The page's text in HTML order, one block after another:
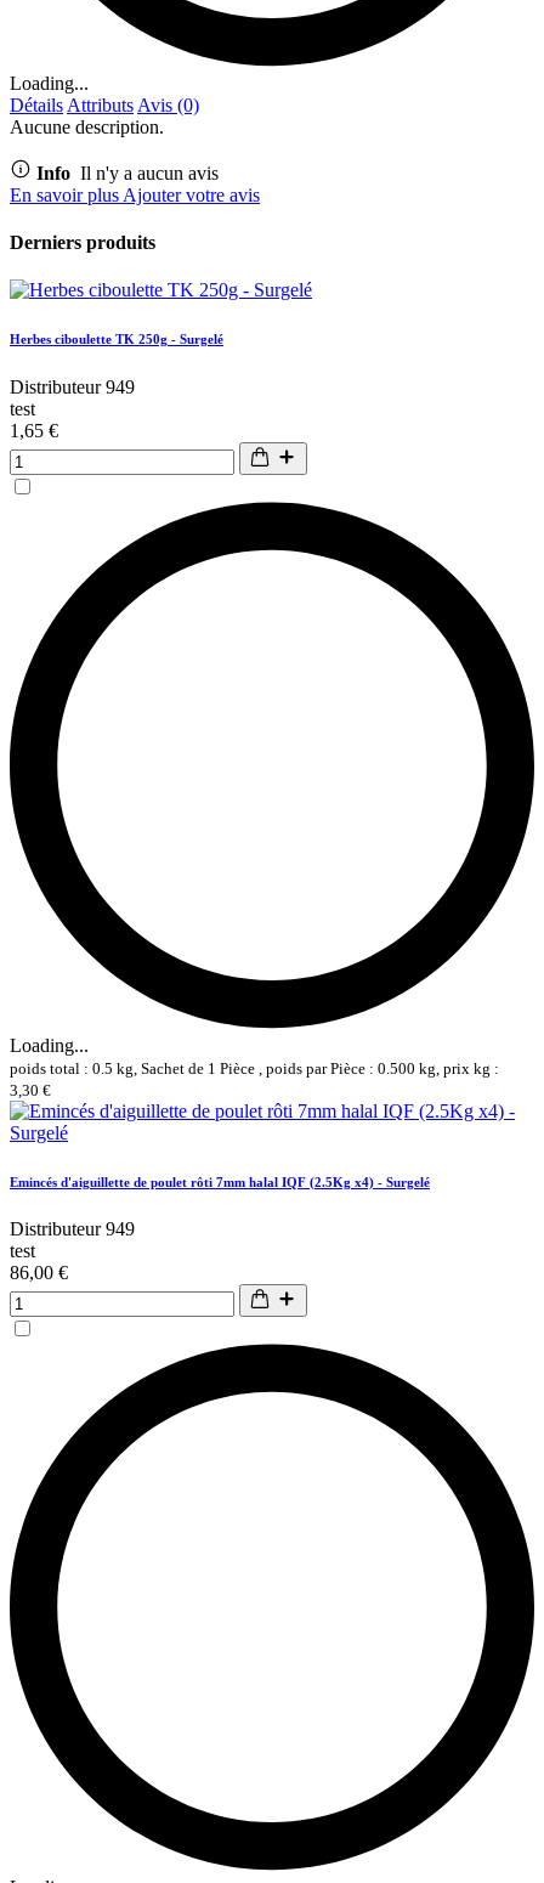
Loading...
Détails Attributs Avis (0)
Aucune description.
Info Il n'y a aucun avis
En savoir plus Ajouter votre avis
Derniers produits
Herbes ciboulette TK 250g - Surgelé
Distributeur 949
test
1,65 €
Loading...
poids total : 0.5 kg, Sachet de 1 Pièce , poids par Pièce : 0.500 kg, prix kg :
3,30 €
Emincés d'aiguillette de poulet rôti 7mm halal IQF (2.5Kg x4) - Surgelé
Distributeur 949
test
86,00 €